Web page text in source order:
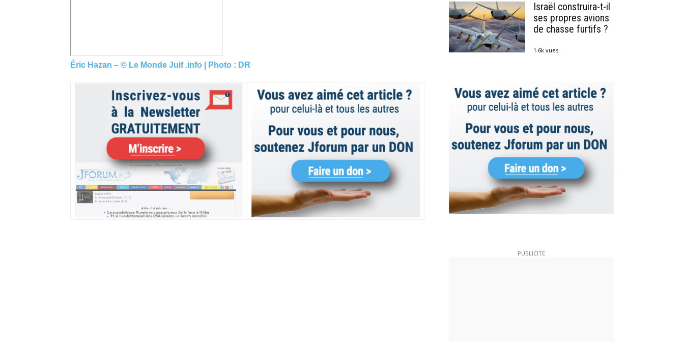
Éric Hazan – © Le Monde Juif .info | Photo : DR
Israël construira-t-il
ses propres avions
de chasse furtifs ?
1.6k vues